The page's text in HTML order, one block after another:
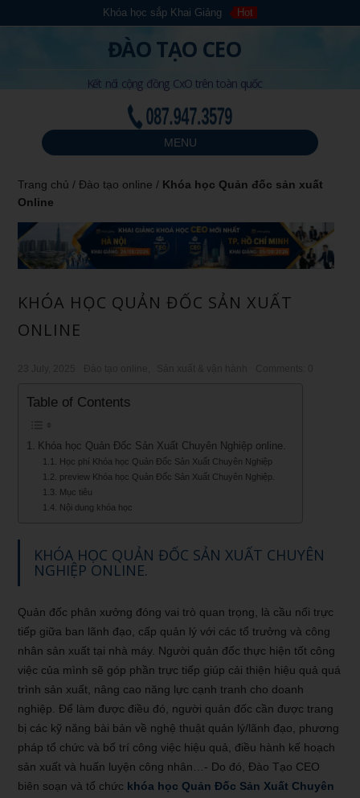
Khóa học sắp Khai Giảng Hot
ĐÀO TẠO CEO
Kết nối cộng đồng CxO trên toàn quốc
087.947.3579
MENU
Trang chủ /Đào tạo online / Khóa học Quản đốc sản xuất
Online
KHÓA HỌC QUẢN ĐỐC SẢN XUẤT
ONLINE
Table of Contents
Khóa học Quản Đốc Sản Xuất Chuyên Nghiệp online.
Học phí Khóa học Quản Đốc Sản Xuất Chuyên Nghiệp
preview Khóa học Quản Đốc Sản Xuất Chuyên Nghiệp.
Mục tiêu
Nội dung khóa học
KHÓA HỌC QUẢN ĐỐC SẢN XUẤT CHUYÊN
NGHIỆP ONLINE.
Quản đốc phân xưởng đóng vai trò quan trọng, là cầu nối trực
tiếp giữa ban lãnh đạo, cấp quản lý với các tổ trưởng và công
nhân sản xuất tại nhà máy. Người quản đốc thực hiện tốt công
việc của mình sẽ góp phần trực tiếp giúp cải thiện hiệu quả quá
trình sản xuất, nâng cao năng lực cạnh tranh cho doanh
nghiệp. Để làm được điều đó, người quản đốc cần được trang
bị các kỹ năng bài bản về nghệ thuật quản lý/lãnh đạo, phương
pháp tổ chức và bố trí công việc hiệu quả, điều hành kế hoạch
sản xuất và huấn luyện công nhân…- Do đó, Đào Tạo CEO
biên soạn và tổ chức khóa học Quản Đốc Sản Xuất Chuyên